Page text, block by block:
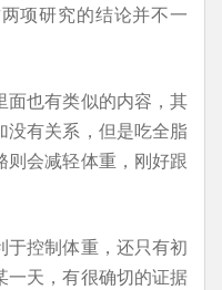
项研究的结论并不一
面也有类似的内容，其
有关系，但是吃全脂
会减轻体重，刚好跟
控制体重，还只有初
一天，有很确切的证据